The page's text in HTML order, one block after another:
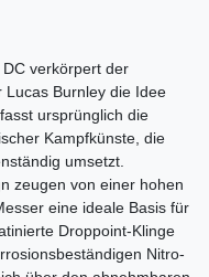
verkörpert der
Burnley die Idee
ursprünglich die
Kampfkünste, die
umsetzt.
zeugen von einer hohen
eine ideale Basis für
Droppoint-Klinge
Nitro-